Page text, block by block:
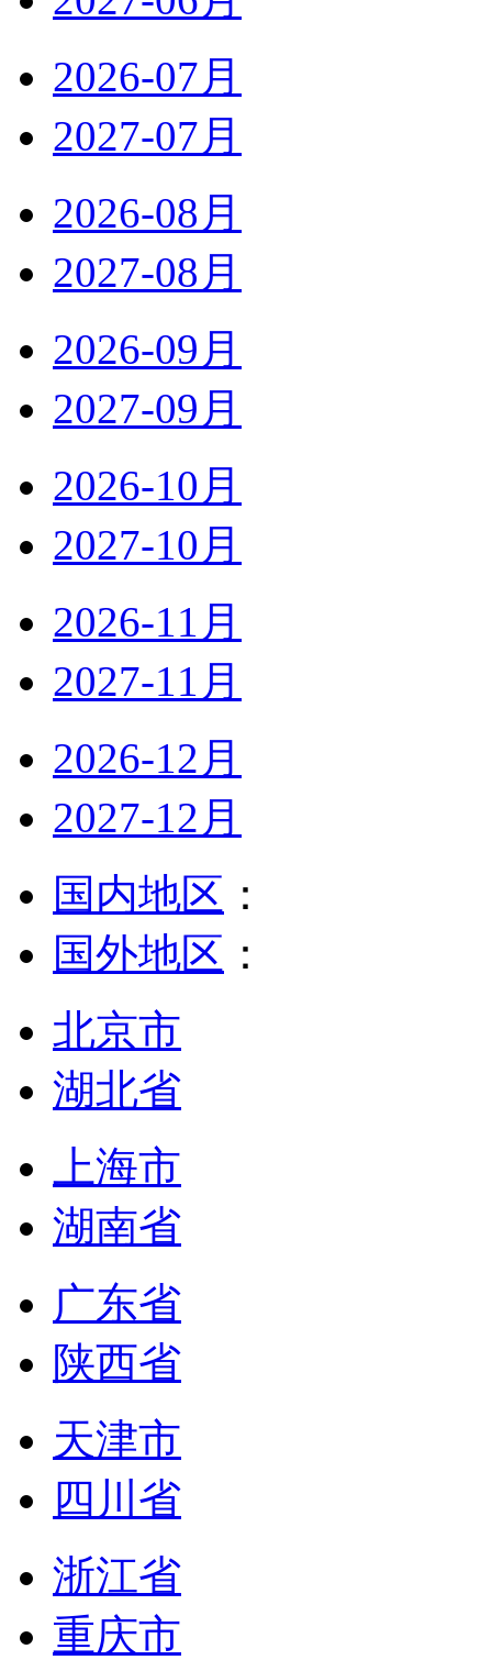
2026-07月
2027-07月
2026-08月
2027-08月
2026-09月
2027-09月
2026-10月
2027-10月
2026-11月
2027-11月
2026-12月
2027-12月
国内地区 ：
国外地区 ：
北京市
湖北省
上海市
湖南省
广东省
陕西省
天津市
四川省
浙江省
重庆市